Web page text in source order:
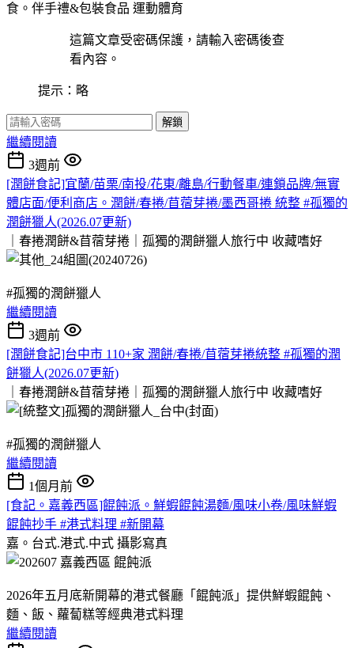
食。伴手禮&包裝食品 運動體育
這篇文章受密碼保護，請輸入密碼後查
看內容。
提示：略
解鎖
繼續閱讀
3週前
[潤餅食記]宜蘭/苗栗/南投/花東/離島/行動餐車/連鎖品牌/無實
體店面/便利商店。潤餅/春捲/苜蓿芽捲/墨西哥捲 統整 #孤獨的
潤餅獵人(2026.07更新)
｜春捲潤餅&苜蓿芽捲｜孤獨的潤餅獵人旅行中 收藏嗜好
#孤獨的潤餅獵人
繼續閱讀
3週前
[潤餅食記]台中市 110+家 潤餅/春捲/苜蓿芽捲統整 #孤獨的潤
餅獵人(2026.07更新)
｜春捲潤餅&苜蓿芽捲｜孤獨的潤餅獵人旅行中 收藏嗜好
#孤獨的潤餅獵人
繼續閱讀
1個月前
[食記。嘉義西區]餛飩派。鮮蝦餛飩湯麵/風味小卷/風味鮮蝦
餛飩抄手 #港式料理 #新開幕
嘉。台式.港式.中式 攝影寫真
2026年五月底新開幕的港式餐廳「餛飩派」提供鮮蝦餛飩、
麵、飯、蘿蔔糕等經典港式料理
繼續閱讀